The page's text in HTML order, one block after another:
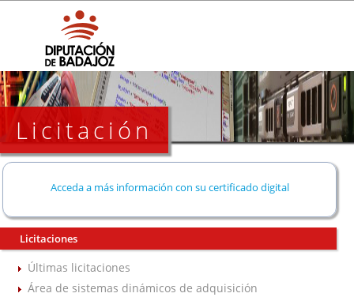
Licitación
Acceda a más información con su certificado digital
Licitaciones
Últimas licitaciones
Área de sistemas dinámicos de adquisición